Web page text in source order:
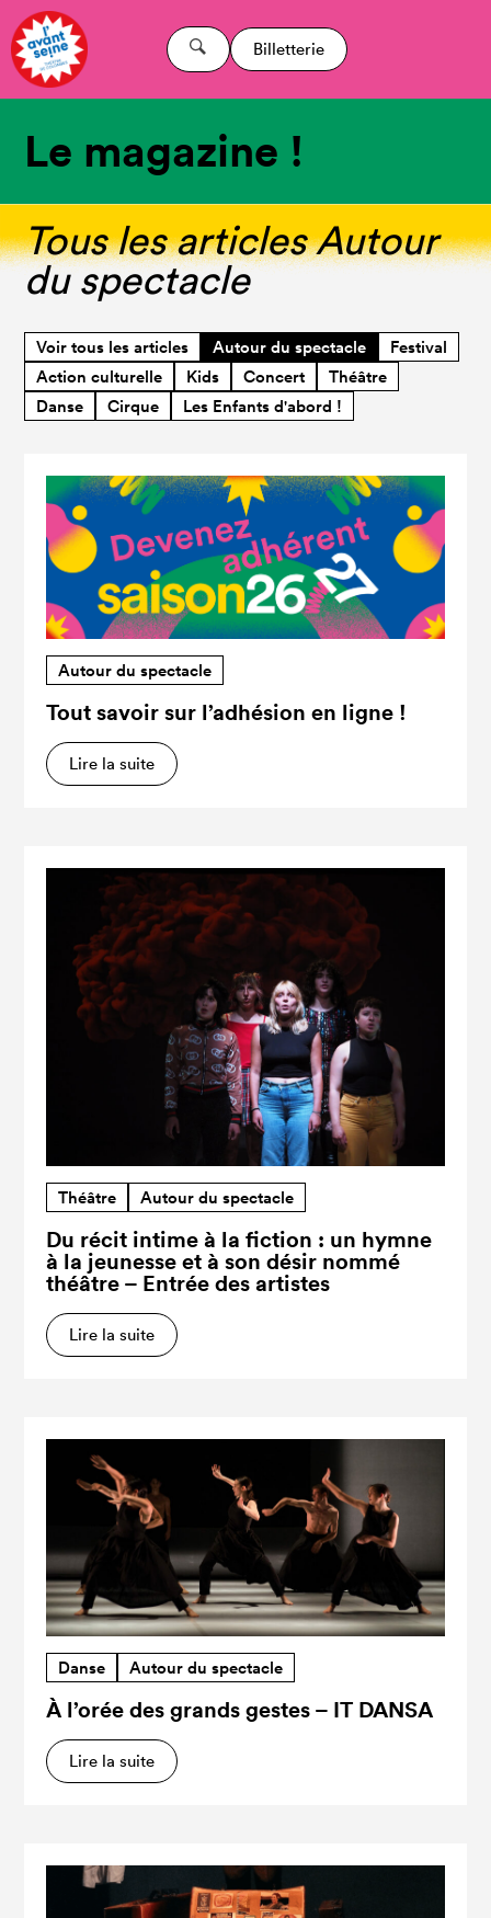
Billetterie
Le magazine !
Tous les articles Autour
du spectacle
Voir tous les articles Autour du spectacle
Festival
Action culturelle
Kids Concert
Théâtre
Danse
Cirque Les Enfants d'abord !
Autour du spectacle
Tout savoir sur l’adhésion en ligne !
Lire la suite
Théâtre Autour du spectacle
Du récit intime à la fiction : un hymne
à la jeunesse et à son désir nommé
théâtre – Entrée des artistes
Lire la suite
Danse Autour du spectacle
À l’orée des grands gestes – IT DANSA
Lire la suite